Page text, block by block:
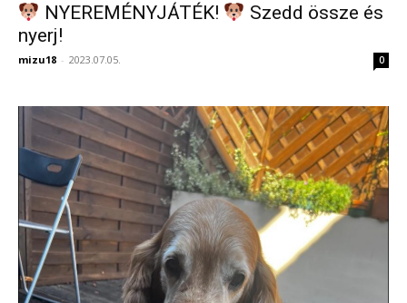
NYEREMÉNYJÁTÉK!
Szedd össze és
nyerj!
mizu18 - 2023.07.05. 0